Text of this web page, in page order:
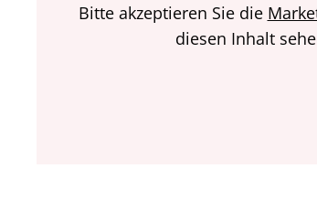
Bitte akzeptieren Sie die
diesen Inhalt